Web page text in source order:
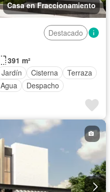
Casa en Fraccionamiento
Destacado
391 m²
Jardín Cisterna
Terraza
Agua
Despacho